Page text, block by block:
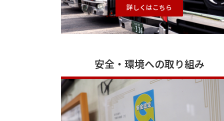
詳しくはこちら
安全・環境への取り組み